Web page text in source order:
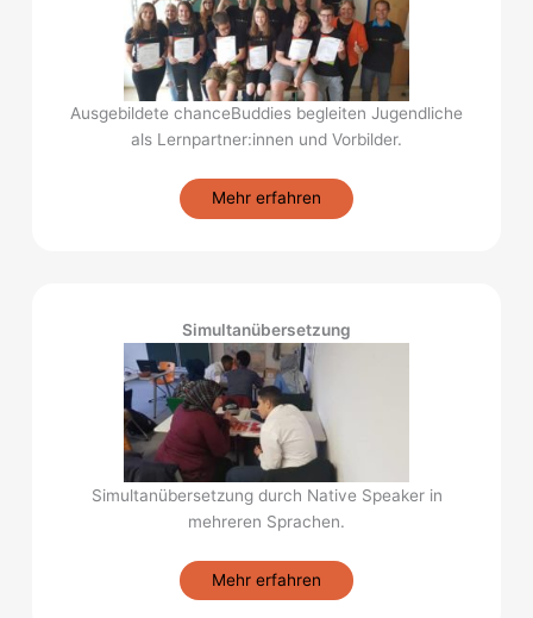
Ausgebildete chanceBuddies begleiten Jugendliche
als Lernpartner:innen und Vorbilder.
Mehr erfahren
Simultanübersetzung
Simultanübersetzung durch Native Speaker in
mehreren Sprachen.
Mehr erfahren